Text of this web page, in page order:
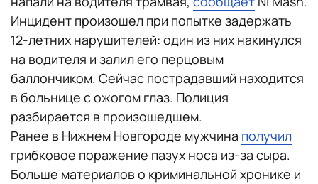
Инцидент произошел при попытке задержать
12-летних нарушителей: один из них накинулся
на водителя и залил его перцовым
баллончиком. Сейчас пострадавший находится
в больнице с ожогом глаз. Полиция
разбирается в произошедшем.
Ранее в Нижнем Новгороде мужчина получил
грибковое поражение пазух носа из-за сыра.
Больше материалов о криминальной хронике и